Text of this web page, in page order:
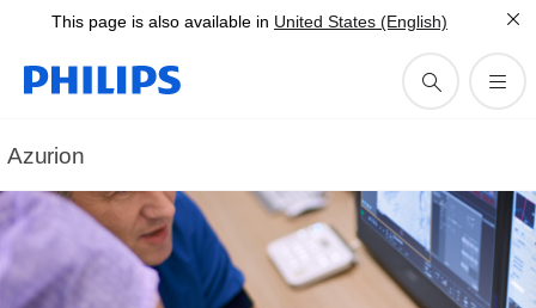
This page is also available in United States (English)
Azurion